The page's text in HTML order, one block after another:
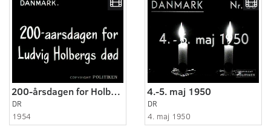
200-årsdagen for Holbergs død
DR
1954
4.-5. maj 1950
DR
4. maj 1950